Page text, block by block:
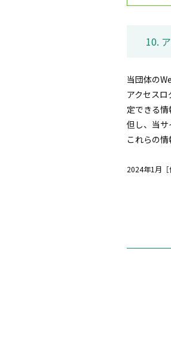
10.
当団体の
アクセス
定できる情
但し、当サ
これらの
2024年1月［